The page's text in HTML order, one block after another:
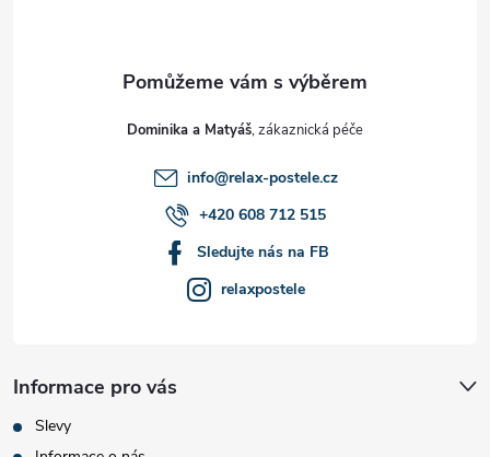
Dominika a Matyáš
info@relax-postele.cz
+420 608 712 515
Sledujte nás na FB
relaxpostele
Informace pro vás
Slevy